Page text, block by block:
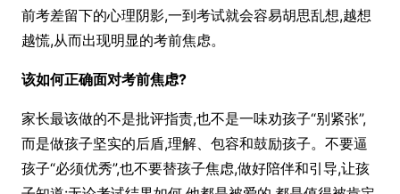
前考差留下的心理阴影,一到考试就会容易胡思乱想,越想
越慌,从而出现明显的考前焦虑。
该如何正确面对考前焦虑?
家长最该做的不是批评指责,也不是一味劝孩子“别紧张”,
而是做孩子坚实的后盾,理解、包容和鼓励孩子。不要逼
孩子“必须优秀”,也不要替孩子焦虑,做好陪伴和引导,让孩